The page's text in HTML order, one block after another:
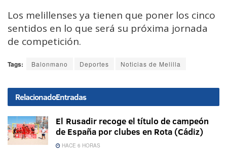
Los melillenses ya tienen que poner los cinco
sentidos en lo que será su próxima jornada
de competición.
Tags: Balonmano Deportes Noticias de Melilla
RelacionadoEntradas
El Rusadir recoge el título de campeón
de España por clubes en Rota (Cádiz)
HACE 6 HORAS